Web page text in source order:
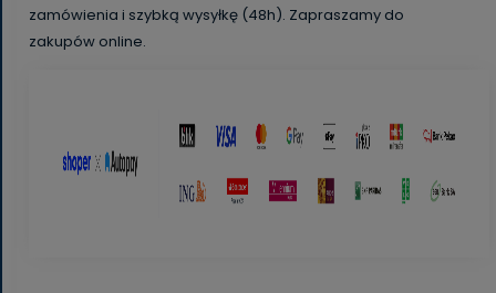
zamówienia i szybką wysyłkę (48h). Zapraszamy do
zakupów online.